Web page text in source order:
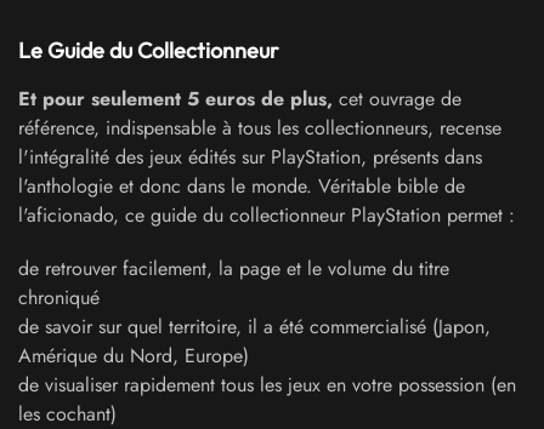
Le Guide du Collectionneur
Et pour seulement 5 euros de plus, cet ouvrage de
référence, indispensable à tous les collectionneurs, recense
l'intégralité des jeux édités sur PlayStation, présents dans
l'anthologie et donc dans le monde. Véritable bible de
l'aficionado, ce guide du collectionneur PlayStation permet :
de retrouver facilement, la page et le volume du titre
chroniqué
de savoir sur quel territoire, il a été commercialisé (Japon,
Amérique du Nord, Europe)
de visualiser rapidement tous les jeux en votre possession (en
les cochant)